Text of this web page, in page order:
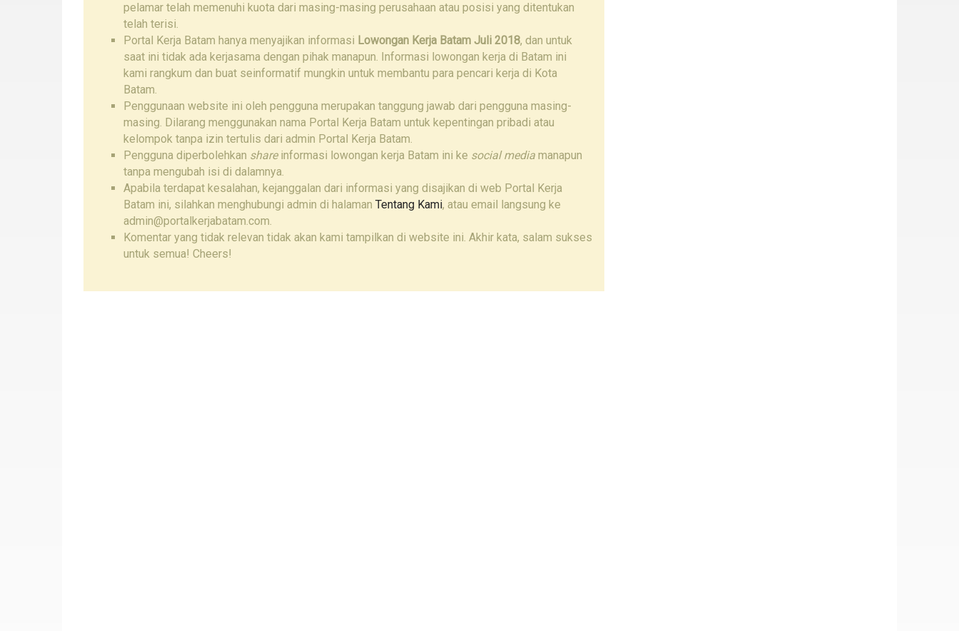
pelamar telah memenuhi kuota dari masing-masing perusahaan atau posisi yang ditentukan
telah terisi.
Portal Kerja Batam hanya menyajikan informasi Lowongan Kerja Batam Juli 2018, dan untuk
saat ini tidak ada kerjasama dengan pihak manapun. Informasi lowongan kerja di Batam ini
kami rangkum dan buat seinformatif mungkin untuk membantu para pencari kerja di Kota
Batam.
Penggunaan website ini oleh pengguna merupakan tanggung jawab dari pengguna masing-
masing. Dilarang menggunakan nama Portal Kerja Batam untuk kepentingan pribadi atau
kelompok tanpa izin tertulis dari admin Portal Kerja Batam.
Pengguna diperbolehkan shareinformasi lowongan kerja Batam ini ke social media manapun
tanpa mengubah isi di dalamnya.
Apabila terdapat kesalahan, kejanggalan dari informasi yang disajikan di web Portal Kerja
Batam ini, silahkan menghubungi admin di halaman Tentang Kami, atau email langsung ke
admin@portalkerjabatam.com.
Komentar yang tidak relevan tidak akan kami tampilkan di website ini. Akhir kata, salam sukses
untuk semua! Cheers!